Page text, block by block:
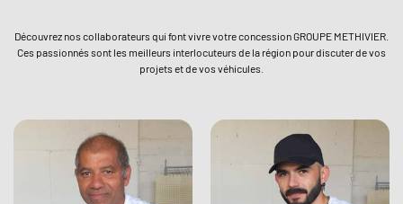
Découvrez nos collaborateurs qui font vivre votre concession GROUPE METHIVIER.
Ces passionnés sont les meilleurs interlocuteurs de la région pour discuter de vos
projets et de vos véhicules.